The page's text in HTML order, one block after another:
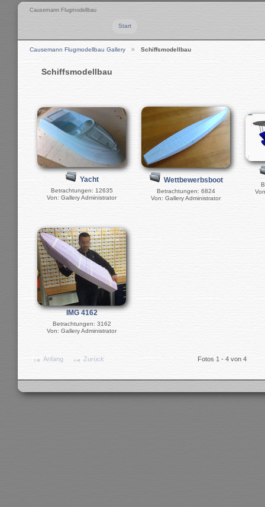
Causemann Flugmodellbau
Start
Causemann Flugmodellbau Gallery Schiffsmodellbau
Schiffsmodellbau
Yacht
Betrachtungen: 12635
Von: Gallery Administrator
Wettbewerbsboot
Betrachtungen: 6824
Von: Gallery Administrator
IMG 4162
Betrachtungen: 3162
Von: Gallery Administrator
Anfang Zurück Fotos 1 - 4 von 4